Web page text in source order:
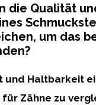
die Qualität
um das
und Haltbarkeit
Zähne zu